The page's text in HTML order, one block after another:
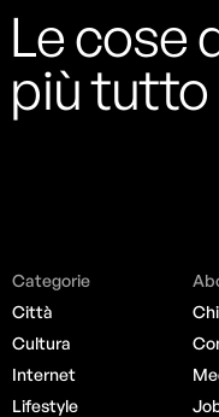
Le cose
più tutto
Categorie
Città
Cultura
Internet
Lifestyle